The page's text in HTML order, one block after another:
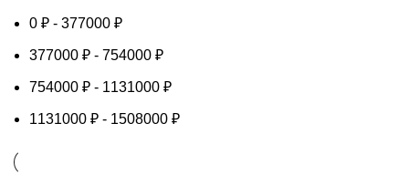
0 ₽ - 377000 ₽
377000 ₽ - 754000 ₽
754000 ₽ - 1131000 ₽
1131000 ₽ - 1508000 ₽